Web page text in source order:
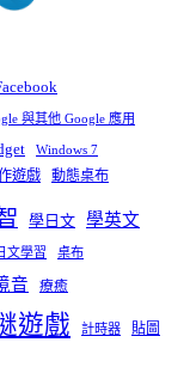
與其他 Google 應用
Windows 7
遊戲 動態桌布
學日文 學英文
文學習 桌布
音 療癒
遊戲 計時器
貼圖